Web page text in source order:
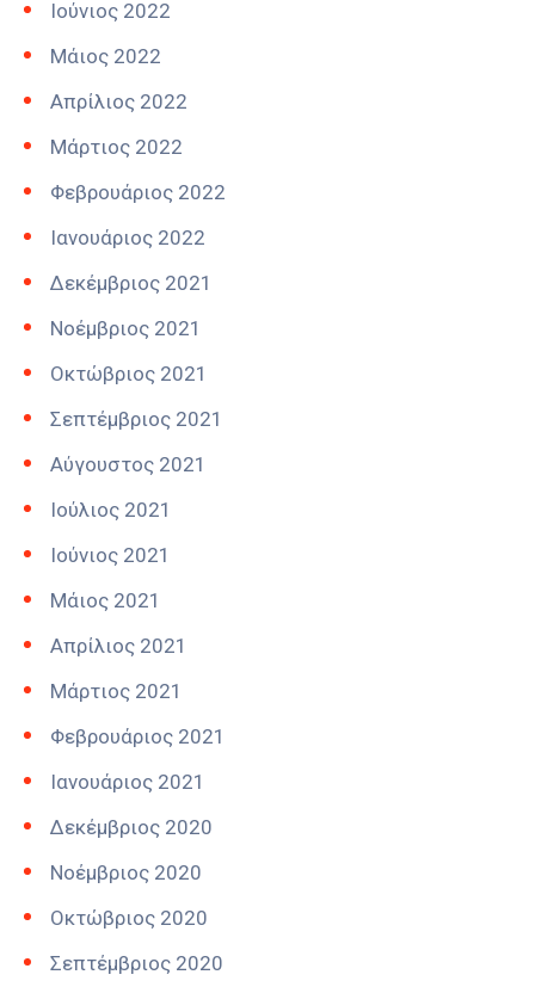
Ιούνιος 2022
Μάιος 2022
Απρίλιος 2022
Μάρτιος 2022
Φεβρουάριος 2022
Ιανουάριος 2022
Δεκέμβριος 2021
Νοέμβριος 2021
Οκτώβριος 2021
Σεπτέμβριος 2021
Αύγουστος 2021
Ιούλιος 2021
Ιούνιος 2021
Μάιος 2021
Απρίλιος 2021
Μάρτιος 2021
Φεβρουάριος 2021
Ιανουάριος 2021
Δεκέμβριος 2020
Νοέμβριος 2020
Οκτώβριος 2020
Σεπτέμβριος 2020